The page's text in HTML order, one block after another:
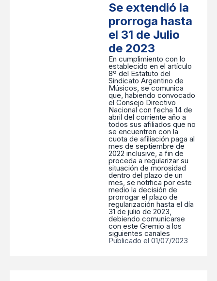
Se extendió la
prorroga hasta
el 31 de Julio
de 2023
En cumplimiento con lo
establecido en el artículo
8º del Estatuto del
Sindicato Argentino de
Músicos, se comunica
que, habiendo convocado
el Consejo Directivo
Nacional con fecha 14 de
abril del corriente año a
todos sus afiliados que no
se encuentren con la
cuota de afiliación paga al
mes de septiembre de
2022 inclusive, a fin de
proceda a regularizar su
situación de morosidad
dentro del plazo de un
mes, se notifica por este
medio la decisión de
prorrogar el plazo de
regularización hasta el día
31 de julio de 2023,
debiendo comunicarse
con este Gremio a los
siguientes canales
Publicado el 01/07/2023